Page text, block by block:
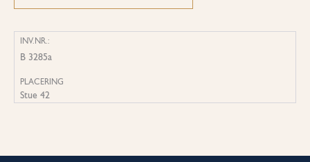
INV.NR.:
B 3285a
PLACERING
Stue 42